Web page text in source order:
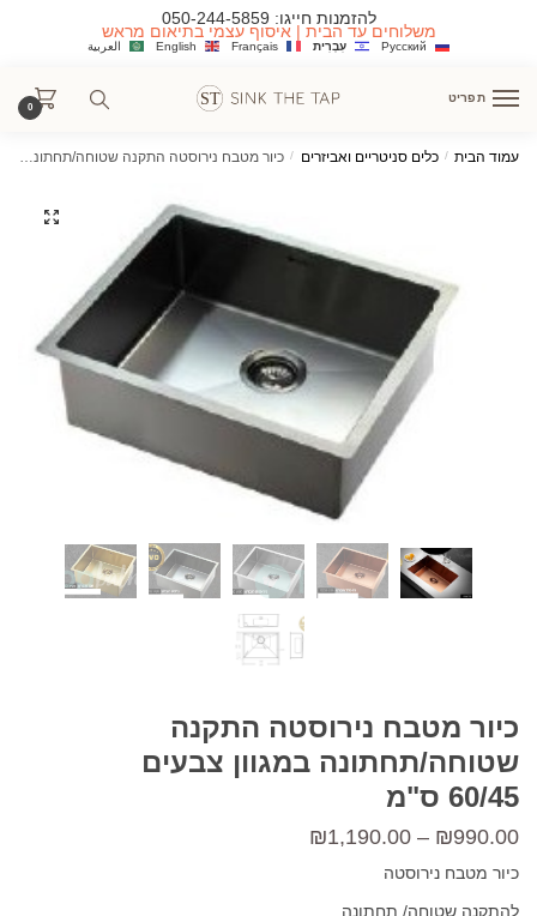
להזמנות חייגו: 050-244-5859
משלוחים עד הבית | איסוף עצמי בתיאום מראש
العربية English Français עִבְרִית Русский
תפריט
0
עמוד הבית / כלים סניטריים ואביזרים / כיור מטבח נירוסטה התקנה שטוחה/תחתונה במגוון צבעים 60/45 ס"מ
כיור מטבח נירוסטה התקנה
שטוחה/תחתונה במגוון צבעים
60/45 ס"מ
₪990.00
–
₪1,190.00
כיור מטבח נירוסטה
להתקנה שטוחה/ תחתונה